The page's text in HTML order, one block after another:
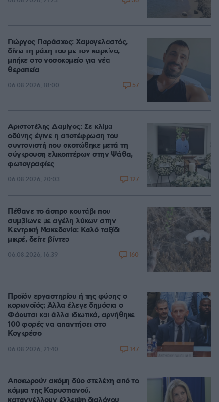
Γιώργος Παράσχος: Χαμογελαστός,
δίνει τη μάχη του με τον καρκίνο,
μπήκε στο νοσοκομείο για νέα
θεραπεία
06.08.2026, 18:00 57
Αριστοτέλης Δαμίγος: Σε κλίμα
οδύνης έγινε η αποτέφρωση του
συντονιστή που σκοτώθηκε μετά τη
σύγκρουση ελικοπτέρων στην Ψάθα,
φωτογραφίες
06.08.2026, 20:03 127
Πέθανε το άσπρο κουτάβι που
συμβίωνε με αγέλη λύκων στην
Κεντρική Μακεδονία: Καλό ταξίδι
μικρέ, δείτε βίντεο
06.08.2026, 16:39 160
Προϊόν εργαστηρίου ή της φύσης ο
κορωνοϊός; Άλλα έλεγε δημόσια ο
Φάουτσι και άλλα ιδιωτικά, αρνήθηκε
100 φορές να απαντήσει στο
Κογκρέσο
06.08.2026, 21:40 147
Αποχωρούν ακόμη δύο στελέχη από το
κόμμα της Καρυστιανού,
καταγγέλλουν έλλειψη διαλόγου